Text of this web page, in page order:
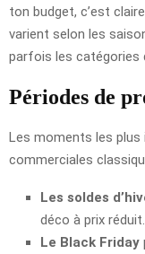
ton budget, c’est
varient selon les
parfois les catégories
Périodes de
Les moments les
commerciales
Les soldes
déco à prix réduit.
Le Black Friday